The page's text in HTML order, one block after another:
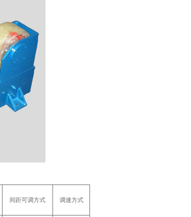
间距可调方式
调速方式